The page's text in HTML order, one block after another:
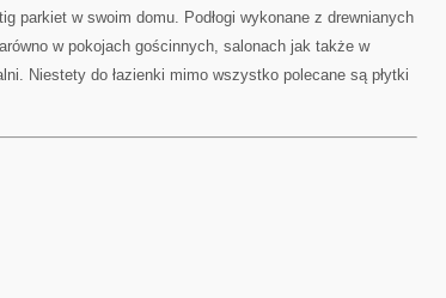
parkiet w swoim domu. Podłogi wykonane z drewnianych
w pokojach gościnnych, salonach jak także w
Niestety do łazienki mimo wszystko polecane są płytki